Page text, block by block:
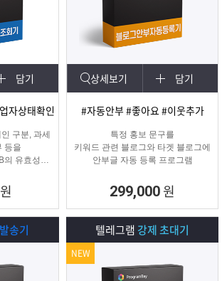
담기
자상태확인
구분, 과세
등을
의 유효성을
원
상세보기 담기
#자동안부 #좋아요 #이웃추가
특정 홍보 문구를
키워드 관련 블로그와 타겟 블로그에
안부글 자동 등록 프로그램
299,000 원
송기 텔레그램 강제 초대기
NEW